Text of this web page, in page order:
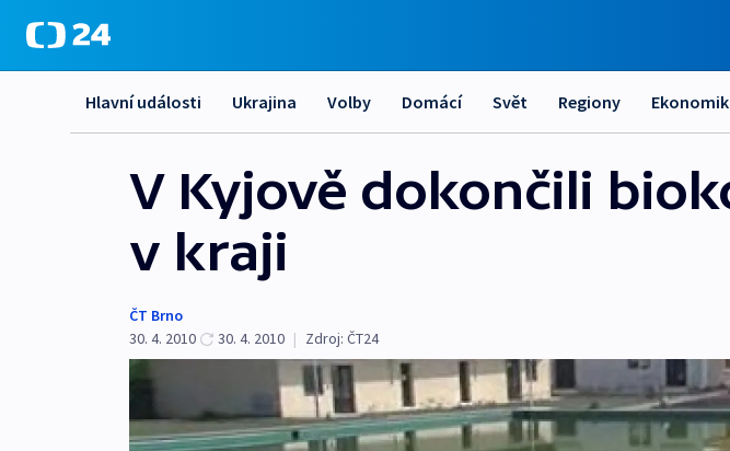
Hlavní události Ukrajina Volby Domácí Svět Regiony
V Kyjově dokončili
v kraji
ČT Brno
30. 4. 2010
30. 4. 2010 | Zdroj: ČT24